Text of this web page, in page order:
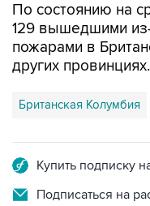
По состоянию на
129 вышедшими
пожарами в
других провинциях.
Британская Колумбия
Купить подписку
Подписаться на